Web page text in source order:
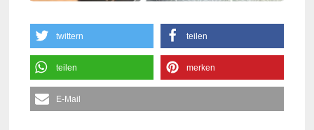
twittern teilen
teilen merken
E-Mail